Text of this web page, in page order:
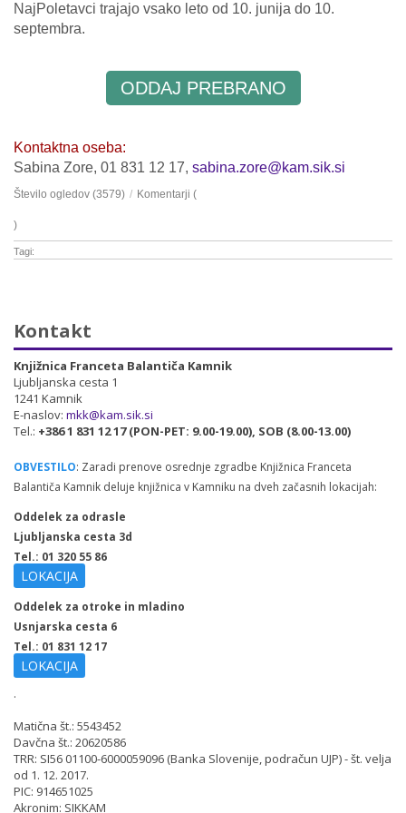
NajPoletavci trajajo vsako leto od 10. junija do 10.
septembra.
ODDAJ PREBRANO
Kontaktna oseba:
Sabina Zore, 01 831 12 17, sabina.zore@kam.sik.si
Število ogledov (3579) / Komentarji (
)
Tagi:
Kontakt
Knjižnica Franceta Balantiča Kamnik
Ljubljanska cesta 1
1241 Kamnik
E-naslov: mkk@kam.sik.si
Tel.: +386 1 831 12 17 (PON-PET: 9.00-19.00), SOB (8.00-13.00)
OBVESTILO: Zaradi prenove osrednje zgradbe Knjižnica Franceta
Balantiča Kamnik deluje knjižnica v Kamniku na dveh začasnih lokacijah:
Oddelek za odrasle
Ljubljanska cesta 3d
Tel.: 01 320 55 86
LOKACIJA
Oddelek za otroke in mladino
Usnjarska cesta 6
Tel.: 01 831 12 17
LOKACIJA
.
Matična št.: 5543452
Davčna št.: 20620586
TRR: SI56 01100-6000059096 (Banka Slovenije, podračun UJP) - št. velja
od 1. 12. 2017.
PIC: 914651025
Akronim: SIKKAM